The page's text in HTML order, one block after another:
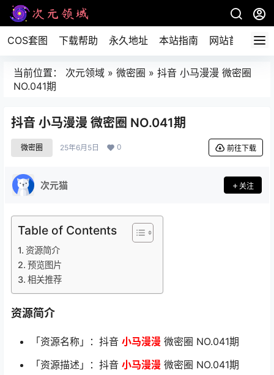
COS套图 下载帮助 永久地址 本站指南 网站首页
当前位置： 次元领域 » 微密圈 » 抖音 小马漫漫 微密圈
NO.041期
抖音 小马漫漫 微密圈 NO.041期
微密圈 25年6月5日 0 前往下载
次元猫 关注
Table of Contents
资源简介
预览图片
相关推荐
资源简介
「资源名称」：抖音 小马漫漫 微密圈 NO.041期
「资源描述」：抖音 小马漫漫 微密圈 NO.041期